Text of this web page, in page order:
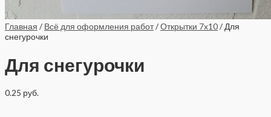
Главная / Всё для оформления работ/Открытки 7x10/ Для
снегурочки
Для снегурочки
0.25 руб.